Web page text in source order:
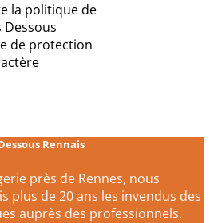
la politique de
de protection
Rennais
près de Rennes, nous
plus de 20 ans les invendus des
auprès des professionnels.